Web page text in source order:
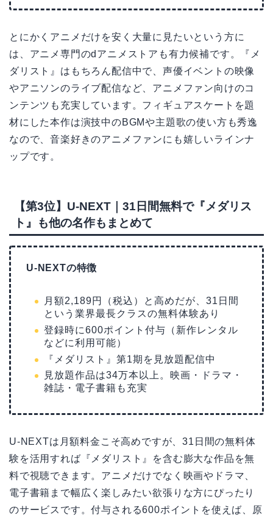
とにかくアニメだけを安く大量に見たいという方に
は、アニメ専門のdアニメストアも有力候補です。『メ
ダリスト』はもちろん配信中で、声優イベントの映像
やアニソンのライブ配信など、アニメファン向けのコ
ンテンツも充実しています。フィギュアスケートを題
材にした本作は演技中のBGMや主題歌の使い方も秀逸
なので、音楽好きのアニメファンにも嬉しいラインナ
ップです。
【第3位】U-NEXT｜31日間無料で『メダリス
ト』も他の名作もまとめて
U-NEXTの特徴
月額2,189円（税込）と高めだが、31日間
という業界最長クラスの無料体験あり
登録時に600ポイント付与（新作レンタル
などに利用可能）
『メダリスト』第1期を見放題配信中
見放題作品は34万本以上。映画・ドラマ・
雑誌・電子書籍も充実
U-NEXTは月額料金こそ高めですが、31日間の無料体
験を活用すれば『メダリスト』を含む膨大な作品を無
料で視聴できます。アニメだけでなく映画やドラマ、
電子書籍まで幅広く楽しみたい欲張りな方にぴったり
のサービスです。付与される600ポイントを使えば、原